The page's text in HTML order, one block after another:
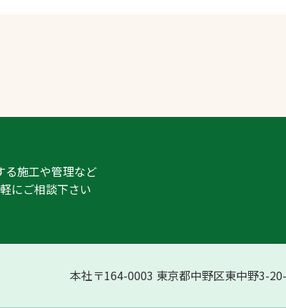
る施工や管理など
にご相談下さい
本社〒164-0003 東京都中野区東中野3-